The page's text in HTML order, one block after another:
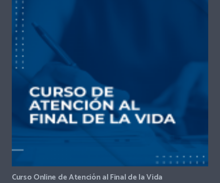
Curso Online de Atención al Final de la Vida